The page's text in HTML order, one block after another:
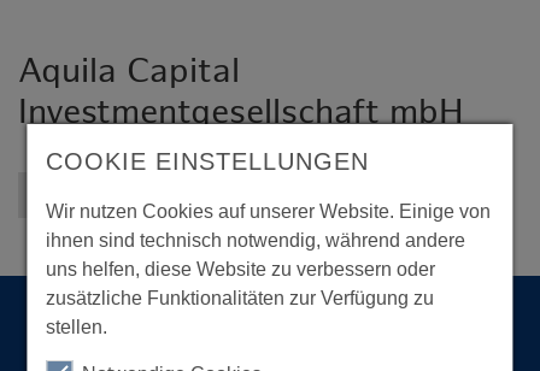
COOKIE EINSTELLUNGEN
Wir nutzen Cookies auf unserer Website. Einige von
ihnen sind technisch notwendig, während andere
uns helfen, diese Website zu verbessern oder
zusätzliche Funktionalitäten zur Verfügung zu
stellen.
Aquila Capital
Investmentgesellschaft mbH